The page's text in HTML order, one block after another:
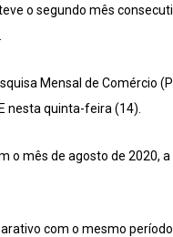
o segundo mês
Mensal de Comércio
nesta quinta-feira (14).
o mês de agosto de 2020,
com o mesmo